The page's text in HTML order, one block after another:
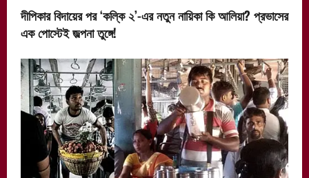
দীপিকার বিদায়ের পর ‘কল্কি ২’-এর নতুন নায়িকা কি আলিয়া? প্রভাসের
এক পোস্টেই জল্পনা তুঙ্গে!